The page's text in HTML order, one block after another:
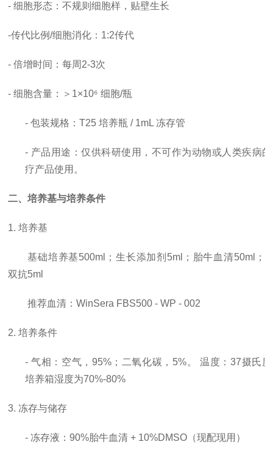
- 细胞形态：不规则细胞样，贴壁生长
-传代比例/细胞消化 ： 1:2传代
-倍增时间 ：每周 2-3次
- 细胞含量：＞1×10⁶ 细胞/瓶
- 包装规格：T25 培养瓶 / 1mL 冻存管
- 产品用途：仅供科研使用， 不可作为动物或人类疾病
疗产品使用。
二、培养基与培养条件
1. 培养基
基础培养基500ml；生长添加剂5ml；胎牛血清50ml；
双抗5ml
推荐血清：WinSera FBS500 - WP - 002
2. 培养条件
- 气相：空气，95%；二氧化碳，5%。 温度：37摄氏
培养箱湿度为70%-80%
3. 冻存与储存
- 冻存液：90%胎牛血清 + 10%DMSO（现配现用）